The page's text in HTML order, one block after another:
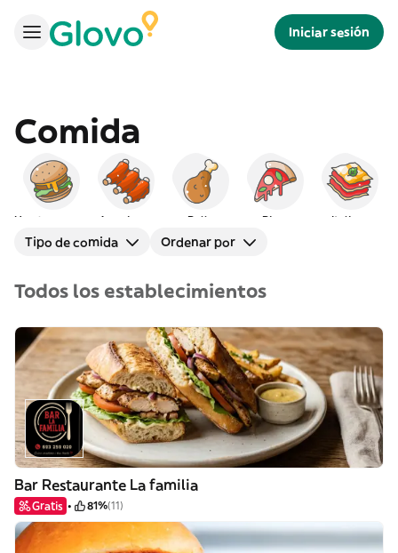
Iniciar sesión
Comida
Americana Pollo Pizza Italiana
Tipo de comida Ordenar por
Todos los establecimientos
Bar Restaurante La familia
Gratis 81%(11)